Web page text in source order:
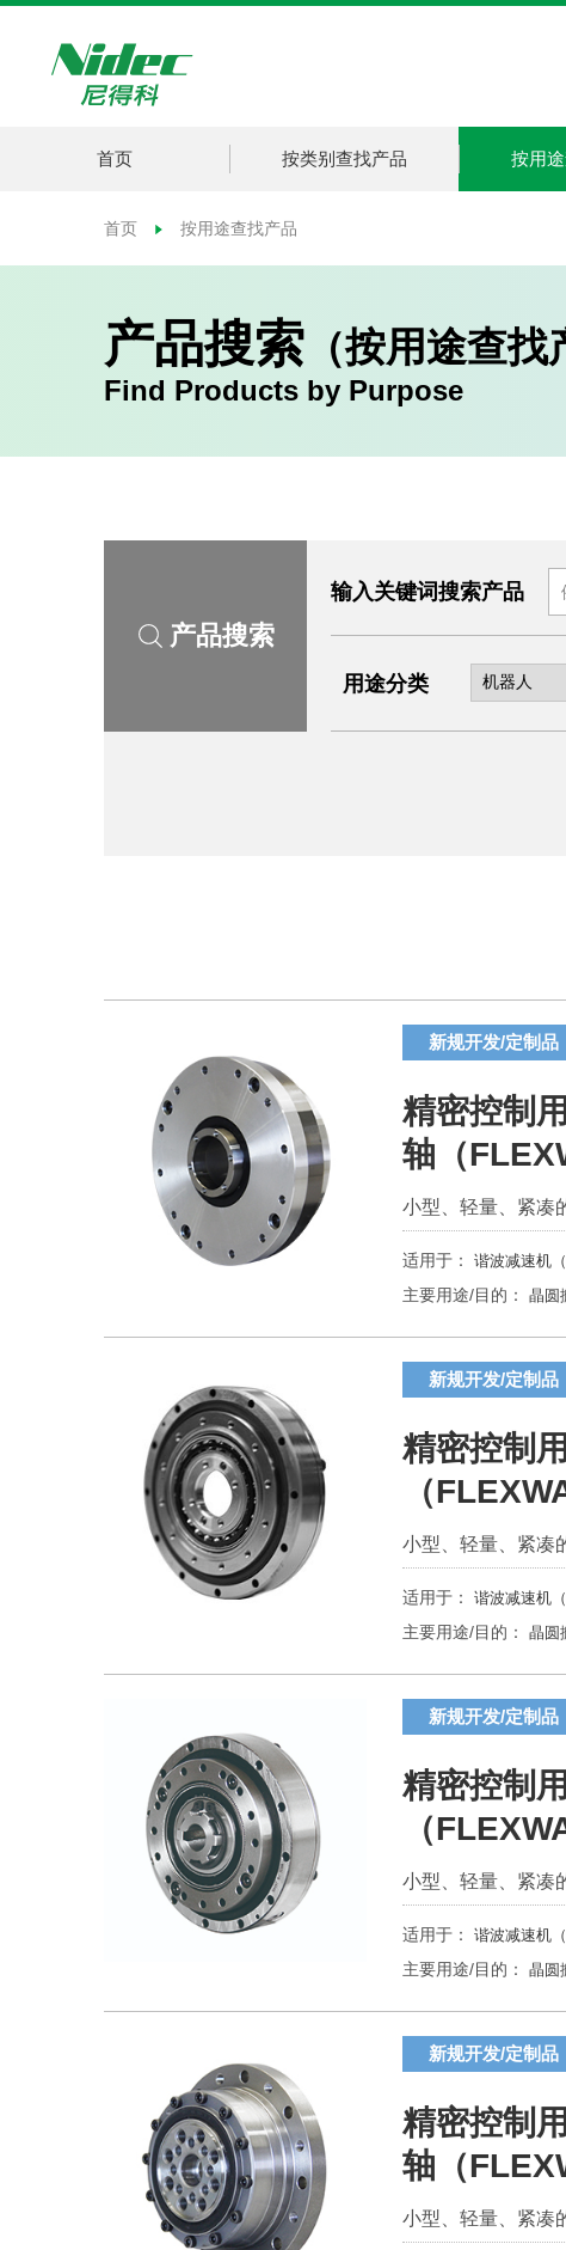
首页 按类别查找产品 按用
首页 按用途查找产品
产品搜索 （按用途查找
Find Products by Purpose
产品搜索
输入关键词搜索产品
用途分类
新规开发/定制品
精密控制
轴（
小型、轻量、紧凑
适用于： 谐波减速机
主要用途/目的： 晶圆
新规开发/定制品
精密控制
（
小型、轻量、紧凑
适用于： 谐波减速机
主要用途/目的： 晶圆
新规开发/定制品
精密控制
（
小型、轻量、紧凑
适用于： 谐波减速机
主要用途/目的： 晶圆
新规开发/定制品
精密控制
轴（
小型、轻量、紧凑